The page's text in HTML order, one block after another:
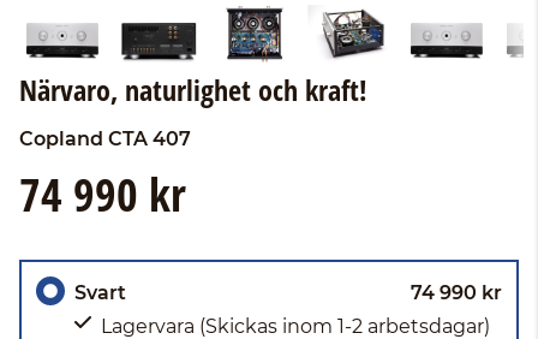
Närvaro, naturlighet och kraft!
Copland CTA 407
74 990 kr
Svart
74 990 kr
Lagervara (Skickas inom 1-2 arbetsdagar)